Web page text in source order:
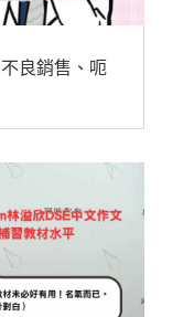
良銷售、呃